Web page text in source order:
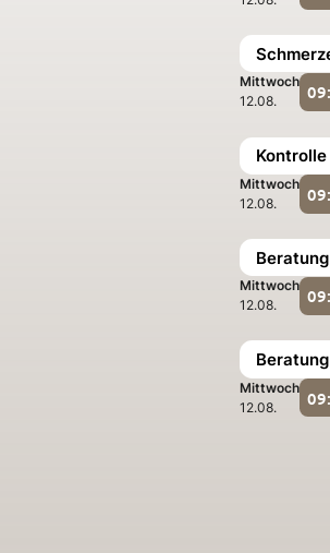
Mittwoch
12.08.
Mittwoch
12.08.
Mittwoch
12.08.
Mittwoch
12.08.